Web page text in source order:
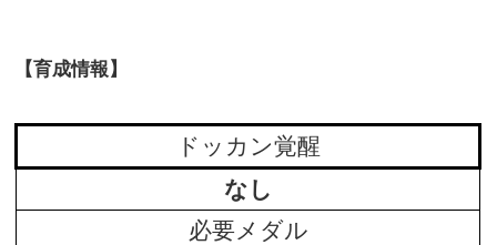
【育成情報】
ドッカン覚醒
なし
必要メダル